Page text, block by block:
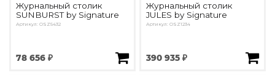
Журнальный столик
SUNBURST by Signature
Артикул: OSZ5432
78 656 ₽
Журнальный столик
JULES by Signature
Артикул: OSZ1234
390 935 ₽